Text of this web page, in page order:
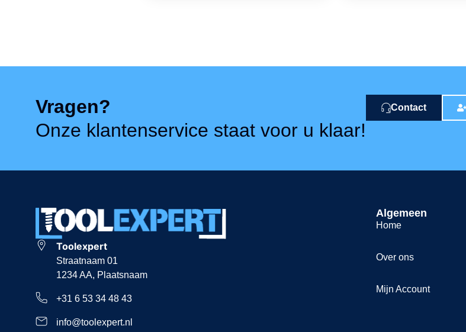
Vragen?
Onze klantenservice staat voor u klaar!
Contact
Toolexpert
Straatnaam 01
1234 AA, Plaatsnaam
+31 6 53 34 48 43
info@toolexpert.nl
Algemeen
Home
Over ons
Mijn Account